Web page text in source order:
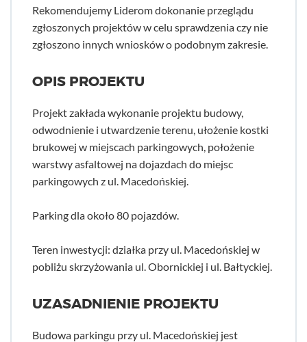
Rekomendujemy Liderom dokonanie przeglądu
zgłoszonych projektów w celu sprawdzenia czy nie
zgłoszono innych wniosków o podobnym zakresie.
OPIS PROJEKTU
Projekt zakłada wykonanie projektu budowy,
odwodnienie i utwardzenie terenu, ułożenie kostki
brukowej w miejscach parkingowych, położenie
warstwy asfaltowej na dojazdach do miejsc
parkingowych z ul. Macedońskiej.
Parking dla około 80 pojazdów.
Teren inwestycji: działka przy ul. Macedońskiej w
pobliżu skrzyżowania ul. Obornickiej i ul. Bałtyckiej.
UZASADNIENIE PROJEKTU
Budowa parkingu przy ul. Macedońskiej jest